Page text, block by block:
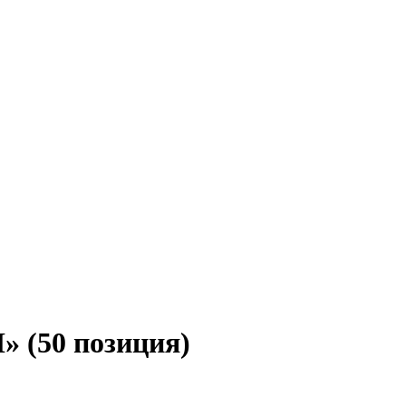
(50 позиция)